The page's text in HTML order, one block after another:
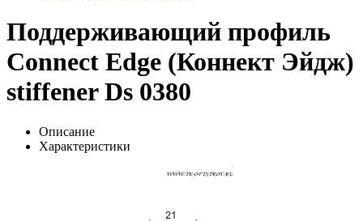
Поддерживающий профиль
Connect Edge (Коннект Эйдж)
stiffener Ds 0380
Описание
Характеристики